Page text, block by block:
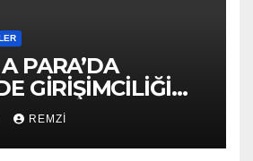
PARA’DA
GİRİŞİMCİLİĞİ
REMZI